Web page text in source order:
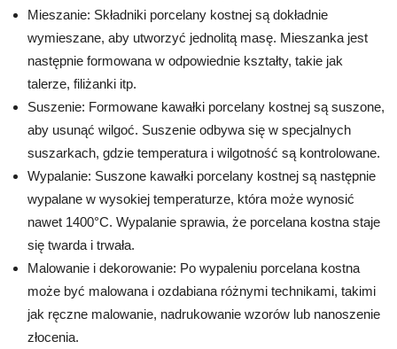
Mieszanie: Składniki porcelany kostnej są dokładnie
wymieszane, aby utworzyć jednolitą masę. Mieszanka jest
następnie formowana w odpowiednie kształty, takie jak
talerze, filiżanki itp.
Suszenie: Formowane kawałki porcelany kostnej są suszone,
aby usunąć wilgoć. Suszenie odbywa się w specjalnych
suszarkach, gdzie temperatura i wilgotność są kontrolowane.
Wypalanie: Suszone kawałki porcelany kostnej są następnie
wypalane w wysokiej temperaturze, która może wynosić
nawet 1400°C. Wypalanie sprawia, że porcelana kostna staje
się twarda i trwała.
Malowanie i dekorowanie: Po wypaleniu porcelana kostna
może być malowana i ozdabiana różnymi technikami, takimi
jak ręczne malowanie, nadrukowanie wzorów lub nanoszenie
złocenia.